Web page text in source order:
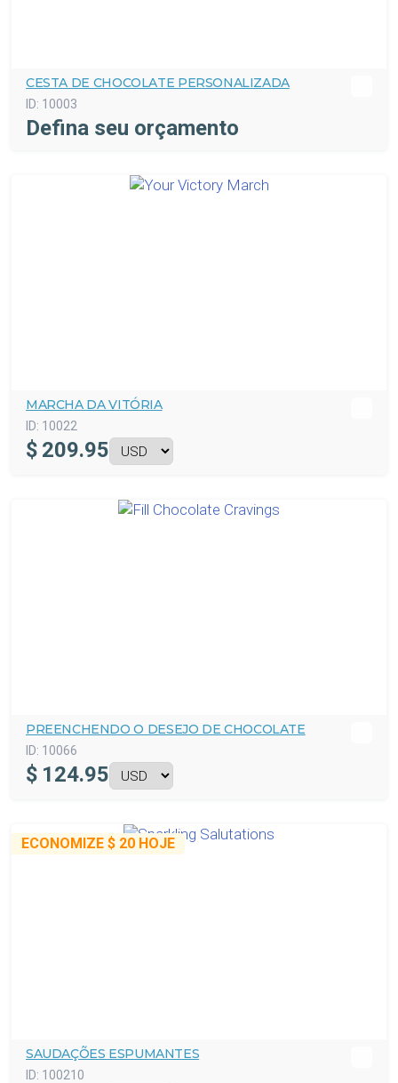
CESTA DE CHOCOLATE PERSONALIZADA
ID: 10003
Defina seu orçamento
MARCHA DA VITÓRIA
ID: 10022
$ 209.95
PREENCHENDO O DESEJO DE CHOCOLATE
ID: 10066
$ 124.95
ECONOMIZE $ 20 HOJE
SAUDAÇÕES ESPUMANTES
ID: 100210